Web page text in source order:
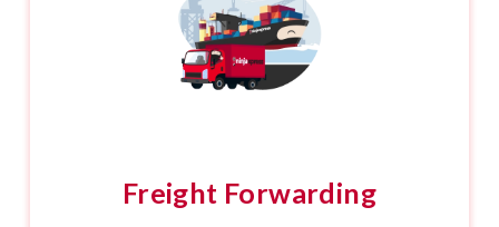
Freight Forwarding